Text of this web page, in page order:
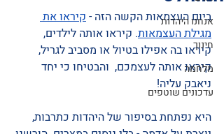
אנחנו היהדות
חינוך
מלחמה
עדכונים שוטפים
ביום העצמאות הקשה הזה - קיראו את
מגילת העצמאות. קיראו אותה לילדים,
קיראו בה אפילו בטיול או מסביב לגריל,
קיראו אותה לעצמכם,  והבטיחו כי יחד
ניאבק עליה!
היא נפתחת בסיפור של היהדות כתרבות,